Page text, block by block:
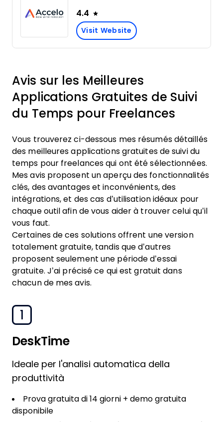
4.4
Visit Website
Avis sur les Meilleures
Applications Gratuites de Suivi
du Temps pour Freelances
Vous trouverez ci-dessous mes résumés détaillés
des meilleures applications gratuites de suivi du
temps pour freelances qui ont été sélectionnées.
Mes avis proposent un aperçu des fonctionnalités
clés, des avantages et inconvénients, des
intégrations, et des cas d’utilisation idéaux pour
chaque outil afin de vous aider à trouver celui qu’il
vous faut.
Certaines de ces solutions offrent une version
totalement gratuite, tandis que d’autres
proposent seulement une période d’essai
gratuite. J’ai précisé ce qui est gratuit dans
chacun de mes avis.
1
DeskTime
Ideale per l'analisi automatica della
produttività
Prova gratuita di 14 giorni + demo gratuita
disponibile